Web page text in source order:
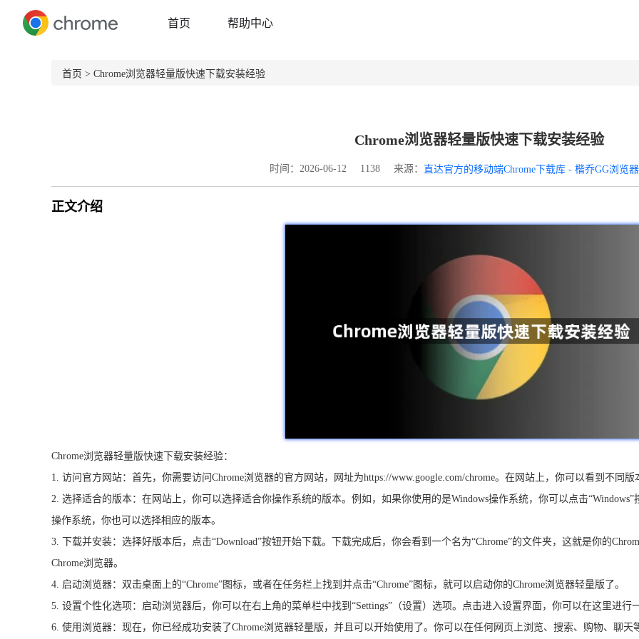
首页 帮助中心
首页 > Chrome浏览器轻量版快速下载安装经验
Chrome浏览器轻量版快速下载安装经验
时间：2026-06-12 1138 来源： 直达官方的移动端Chrome下载库 - 楷乔GG浏览
正文介绍
Chrome浏览器轻量版快速下载安装经验：
1. 访问官方网站：首先，你需要访问Chrome浏览器的官方网站，网址为https://www.google.com/chrome。在网站上，你可以看到不同版
2. 选择适合的版本：在网站上，你可以选择适合你操作系统的版本。例如，如果你使用的是Windows操作系统，你可以点击
操作系统，你也可以选择相应的版本。
3. 下载并安装：选择好版本后，点击“Download”按钮开始下载。下载完成后，你会看到一个名为“Chrome”的文件夹，这就是你的
Chrome浏览器。
4. 启动浏览器：双击桌面上的“Chrome”图标，或者在任务栏上找到并点击“Chrome”图标，就可以启动你的Chrome浏览器轻量版了。
5. 设置个性化选项：启动浏览器后，你可以在右上角的菜单栏中找到“Settings”（设置）选项。点击进入设置界面，你可以在这里进行
6. 使用浏览器：现在，你已经成功安装了Chrome浏览器轻量版，并且可以开始使用了。你可以在任何网页上浏览、搜索、购物、聊天